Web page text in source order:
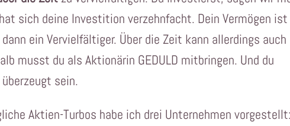
sich deine Investition verzehnfacht. Dein Vermögen ist
ein Vervielfältiger. Über die Zeit kann allerdings auch
musst du als Aktionärin GEDULD mitbringen. Und du
sein.
Aktien-Turbos habe ich drei Unternehmen vorgestellt: